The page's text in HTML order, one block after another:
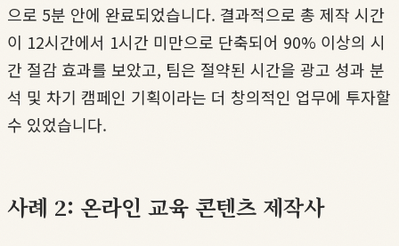
으로 5분 안에 완료되었습니다. 결과적으로 총 제작 시간
이 12시간에서 1시간 미만으로 단축되어 90% 이상의 시
간 절감 효과를 보았고, 팀은 절약된 시간을 광고 성과 분
석 및 차기 캠페인 기획이라는 더 창의적인 업무에 투자할
수 있었습니다.
사례 2: 온라인 교육 콘텐츠 제작사